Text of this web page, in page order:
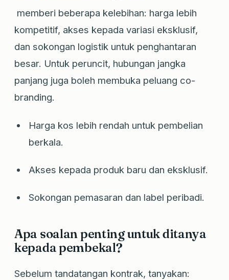
memberi beberapa kelebihan: harga lebih
kompetitif, akses kepada variasi eksklusif,
dan sokongan logistik untuk penghantaran
besar. Untuk peruncit, hubungan jangka
panjang juga boleh membuka peluang co-
branding.
Harga kos lebih rendah untuk pembelian
berkala.
Akses kepada produk baru dan eksklusif.
Sokongan pemasaran dan label peribadi.
Apa soalan penting untuk ditanya
kepada pembekal?
Sebelum tandatangan kontrak, tanyakan: